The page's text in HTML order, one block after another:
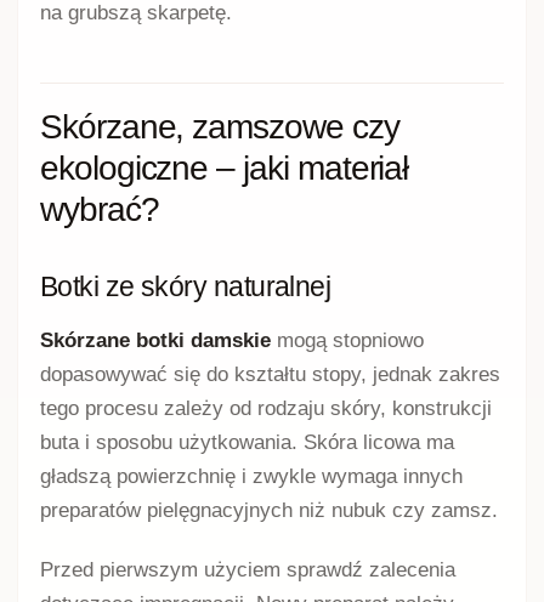
na grubszą skarpetę.
Skórzane, zamszowe czy
ekologiczne – jaki materiał
wybrać?
Botki ze skóry naturalnej
Skórzane botki damskie mogą stopniowo
dopasowywać się do kształtu stopy, jednak zakres
tego procesu zależy od rodzaju skóry, konstrukcji
buta i sposobu użytkowania. Skóra licowa ma
gładszą powierzchnię i zwykle wymaga innych
preparatów pielęgnacyjnych niż nubuk czy zamsz.
Przed pierwszym użyciem sprawdź zalecenia